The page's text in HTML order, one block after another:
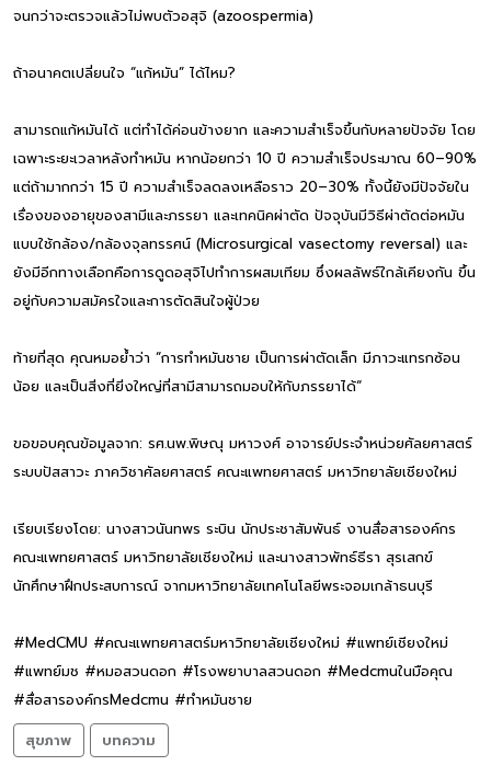
จนกว่าจะตรวจแล้วไม่พบตัวอสุจิ (azoospermia)
ถ้าอนาคตเปลี่ยนใจ “แก้หมัน” ได้ไหม?
สามารถแก้หมันได้ แต่ทำได้ค่อนข้างยาก และความสำเร็จขึ้นกับหลายปัจจัย โดย
เฉพาะระยะเวลาหลังทำหมัน หากน้อยกว่า 10 ปี ความสำเร็จประมาณ 60–90%
แต่ถ้ามากกว่า 15 ปี ความสำเร็จลดลงเหลือราว 20–30% ทั้งนี้ยังมีปัจจัยใน
เรื่องของอายุของสามีและภรรยา และเทคนิคผ่าตัด ปัจจุบันมีวิธีผ่าตัดต่อหมัน
แบบใช้กล้อง/กล้องจุลทรรศน์ (Microsurgical vasectomy reversal) และ
ยังมีอีกทางเลือกคือการดูดอสุจิไปทำการผสมเทียม ซึ่งผลลัพธ์ใกล้เคียงกัน ขึ้น
อยู่กับความสมัครใจและการตัดสินใจผู้ป่วย
ท้ายที่สุด คุณหมอย้ำว่า “การทำหมันชาย เป็นการผ่าตัดเล็ก มีภาวะแทรกซ้อน
น้อย และเป็นสิ่งที่ยิ่งใหญ่ที่สามีสามารถมอบให้กับภรรยาได้“
ขอขอบคุณข้อมูลจาก: รศ.นพ.พิษณุ มหาวงศ์ อาจารย์ประจำหน่วยศัลยศาสตร์
ระบบปัสสาวะ ภาควิชาศัลยศาสตร์ คณะแพทยศาสตร์ มหาวิทยาลัยเชียงใหม่
เรียบเรียงโดย: นางสาวนันทพร ระบิน นักประชาสัมพันธ์ งานสื่อสารองค์กร
คณะแพทยศาสตร์ มหาวิทยาลัยเชียงใหม่ และนางสาวพัทธ์ธีรา สุรเสกข์
นักศึกษาฝึกประสบการณ์ จากมหาวิทยาลัยเทคโนโลยีพระจอมเกล้าธนบุรี
#MedCMU #คณะแพทยศาสตร์มหาวิทยาลัยเชียงใหม่ #แพทย์เชียงใหม่
#แพทย์มช #หมอสวนดอก #โรงพยาบาลสวนดอก #Medcmuในมือคุณ
#สื่อสารองค์กรMedcmu #ทำหมันชาย
สุขภาพ
บทความ